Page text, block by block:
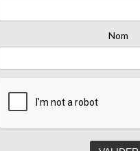
Nom